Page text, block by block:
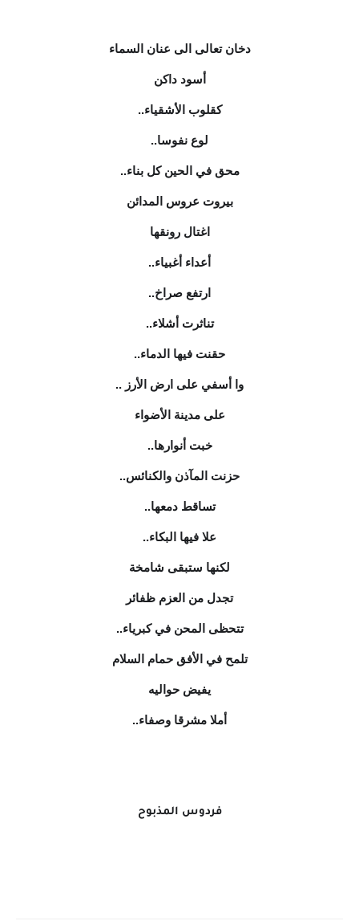
دخان تعالى الى عنان السماء
أسود داكن
كقلوب الأشقياء..
لوع نفوسا..
محق في الحين كل بناء..
بيروت عروس المدائن
اغتال رونقها
أعداء أغبياء..
ارتفع صراخ..
تناثرت أشلاء..
حقنت فيها الدماء..
وا أسفي على ارض الأرز ..
على مدينة الأضواء
خبت أنوارها..
حزنت المآذن والكنائس..
تساقط دمعها..
علا فيها البكاء..
لكنها ستبقى شامخة
تجدل من العزم ظفائر
تتحظى المحن في كبرياء..
تلمح في الأفق حمام السلام
يفيض حواليه
أملا مشرقا وصفاء..
فردوس المذبوح